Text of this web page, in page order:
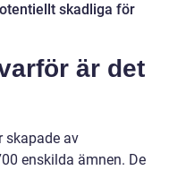
skadliga för
är det
skapade av
enskilda ämnen. De